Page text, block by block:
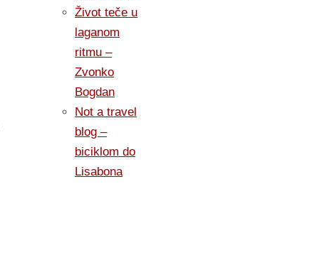
Život teče u
laganom
ritmu –
Zvonko
Bogdan
Not a travel
blog –
biciklom do
Lisabona